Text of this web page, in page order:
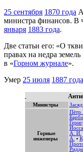
25 сентября 1870 года
министра финансов. В
января 1883 года.
Две статьи его: «О
правах на недра
в «Горном журнале».
Умер 25 июля 1887 года
Министры
Горные
инженеры
Пётр
А. И.
А.
•